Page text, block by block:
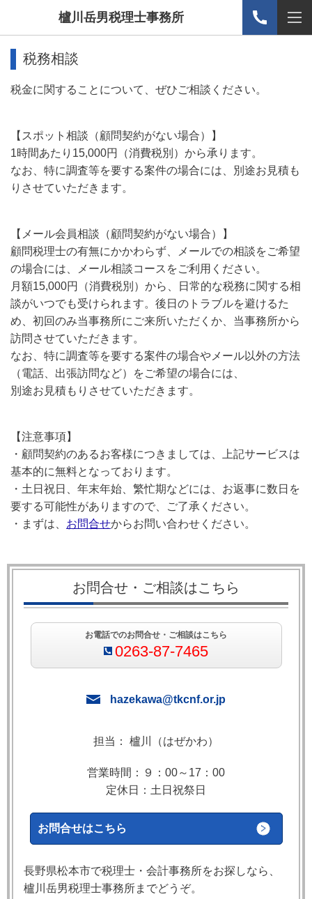
櫨川岳男税理士事務所
税務相談
税金に関することについて、ぜひご相談ください。
【スポット相談（顧問契約がない場合）】
1時間あたり15,000円（消費税別）から承ります。
なお、特に調査等を要する案件の場合には、別途お見積も
りさせていただきます。
【メール会員相談（顧問契約がない場合）】
顧問税理士の有無にかかわらず、メールでの相談をご希望
の場合には、メール相談コースをご利用ください。
月額15,000円（消費税別）から、日常的な税務に関する相
談がいつでも受けられます。後日のトラブルを避けるた
め、初回のみ当事務所にご来所いただくか、当事務所から
訪問させていただきます。
なお、特に調査等を要する案件の場合やメール以外の方法
（電話、出張訪問など）をご希望の場合には、
別途お見積もりさせていただきます。
【注意事項】
・顧問契約のあるお客様につきましては、上記サービスは
基本的に無料となっております。
・土日祝日、年末年始、繁忙期などには、お返事に数日を
要する可能性がありますので、ご了承ください。
・まずは、 お問合せからお問い合わせください。
お問合せ・ご相談はこちら
お電話でのお問合せ・ご相談はこちら
0263-87-7465
hazekawa@tkcnf.or.jp
担当： 櫨川（はぜかわ）
営業時間：９：00～17：00
定休日：土日祝祭日
お問合せはこちら
長野県松本市で税理士・会計事務所をお探しなら、
櫨川岳男税理士事務所までどうぞ。